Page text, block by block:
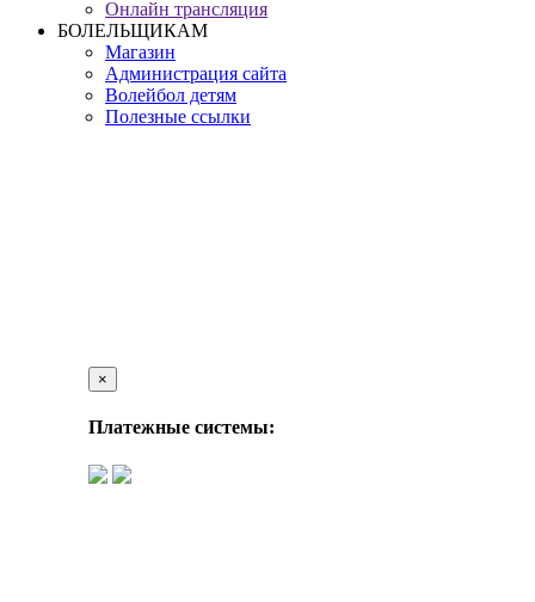
Онлайн трансляция
БОЛЕЛЬЩИКАМ
Магазин
Администрация сайта
Волейбол детям
Полезные ссылки
×
Платежные системы: